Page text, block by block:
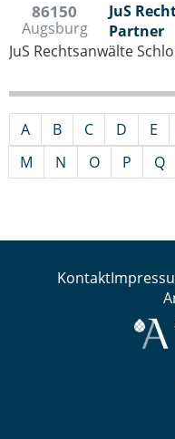
86150
Augsburg
JuS
Partner
A B C D E
M
N O P Q
Kontakt